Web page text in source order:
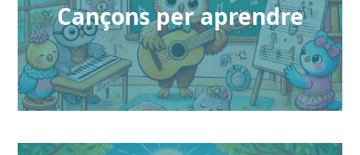
Cançons per aprendre